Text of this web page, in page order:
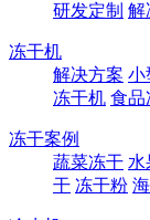
研发定制 解
冻干机
解决方案 小
冻干机 食品
冻干案例
蔬菜冻干 水
干 冻干粉